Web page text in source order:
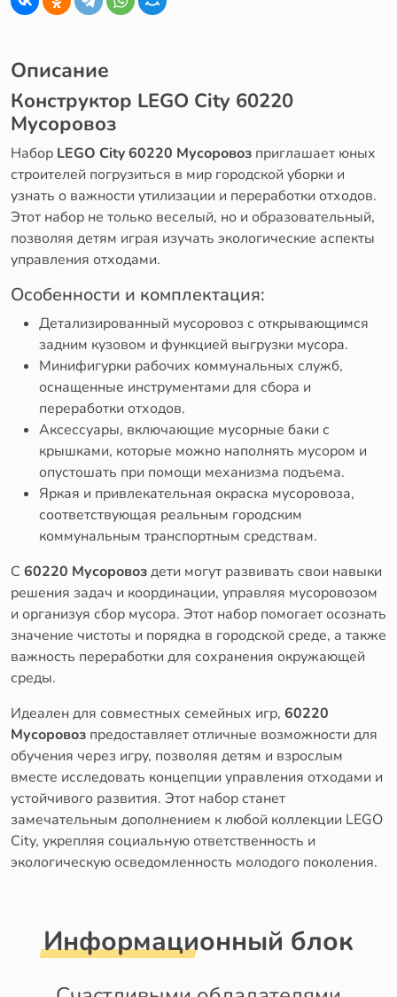
Описание
Конструктор LEGO City 60220
Мусоровоз
Набор LEGO City 60220 Мусоровоз приглашает юных
строителей погрузиться в мир городской уборки и
узнать о важности утилизации и переработки отходов.
Этот набор не только веселый, но и образовательный,
позволяя детям играя изучать экологические аспекты
управления отходами.
Особенности и комплектация:
Детализированный мусоровоз с открывающимся
задним кузовом и функцией выгрузки мусора.
Минифигурки рабочих коммунальных служб,
оснащенные инструментами для сбора и
переработки отходов.
Аксессуары, включающие мусорные баки с
крышками, которые можно наполнять мусором и
опустошать при помощи механизма подъема.
Яркая и привлекательная окраска мусоровоза,
соответствующая реальным городским
коммунальным транспортным средствам.
С 60220 Мусоровоздети могут развивать свои навыки
решения задач и координации, управляя мусоровозом
и организуя сбор мусора. Этот набор помогает осознать
значение чистоты и порядка в городской среде, а также
важность переработки для сохранения окружающей
среды.
Идеален для совместных семейных игр, 60220
Мусоровоз предоставляет отличные возможности для
обучения через игру, позволяя детям и взрослым
вместе исследовать концепции управления отходами и
устойчивого развития. Этот набор станет
замечательным дополнением к любой коллекции LEGO
City, укрепляя социальную ответственность и
экологическую осведомленность молодого поколения.
Информационный блок